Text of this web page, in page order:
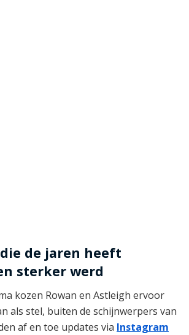
de jaren heeft
sterker werd
kozen Rowan en Astleigh ervoor
als stel, buiten de schijnwerpers van
af en toe updates via Instagram